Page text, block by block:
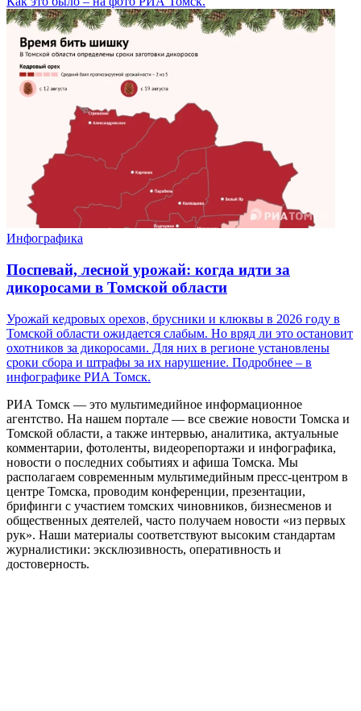
Инфографика
Поспевай, лесной урожай: когда идти за
дикоросами в Томской области
Урожай кедровых орехов, брусники и клюквы в 2026 году в
Томской области ожидается слабым. Но вряд ли это остановит
охотников за дикоросами. Для них в регионе установлены
сроки сбора и штрафы за их нарушение. Подробнее – в
инфографике РИА Томск.
РИА Томск — это мультимедийное информационное
агентство. На нашем портале — все свежие новости Томска и
Томской области, а также интервью, аналитика, актуальные
комментарии, фотоленты, видеорепортажи и инфографика,
новости о последних событиях и афиша Томска. Мы
располагаем современным мультимедийным пресс-центром в
центре Томска, проводим конференции, презентации,
брифинги с участием томских чиновников, бизнесменов и
общественных деятелей, часто получаем новости «из первых
рук». Наши материалы соответствуют высоким стандартам
журналистики: эксклюзивность, оперативность и
достоверность.